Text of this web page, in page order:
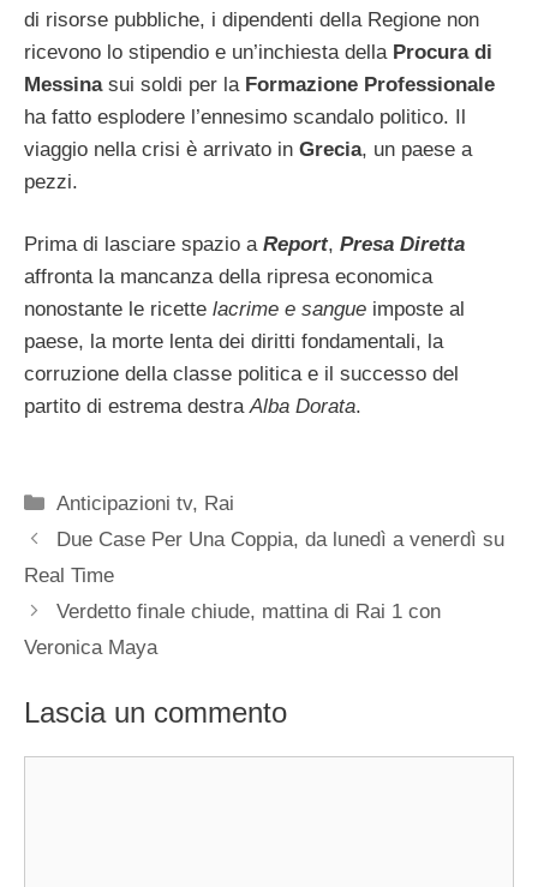
di risorse pubbliche, i dipendenti della Regione non
ricevono lo stipendio e un’inchiesta della Procura di
Messinasui soldi per la Formazione Professionale
ha fatto esplodere l’ennesimo scandalo politico. Il
viaggio nella crisi è arrivato in Grecia, un paese a
pezzi.
Prima di lasciare spazio a Report, Presa Diretta
affronta la mancanza della ripresa economica
nonostante le ricette lacrime e sangue imposte al
paese, la morte lenta dei diritti fondamentali, la
corruzione della classe politica e il successo del
partito di estrema destraAlba Dorata.
Categorie
Anticipazioni tv, Rai
Due Case Per Una Coppia, da lunedì a venerdì su
Real Time
Verdetto finale chiude, mattina di Rai 1 con
Veronica Maya
Lascia un commento